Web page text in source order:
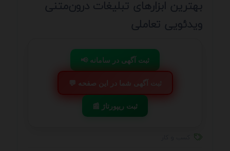
بهترین ابزارهای تبلیغات درون‌متنی
ویدئویی تعاملی
📢 ثبت آگهی در سامانه
💬 ثبت آگهی شما در این صفحه
📰 ثبت ریپورتاژ